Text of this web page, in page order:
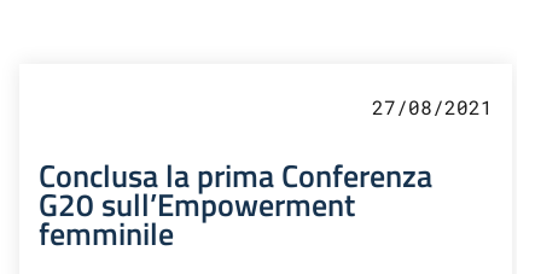
27/08/2021
Conclusa la prima Conferenza
G20 sull’Empowerment
femminile